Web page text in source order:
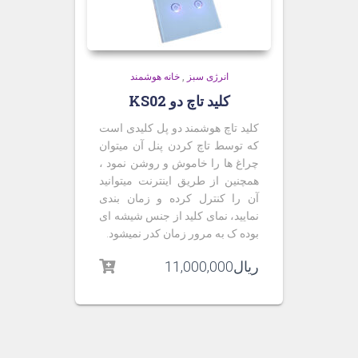
انرژی سبز ,خانه هوشمند
کلید تاچ دو KS02
کلید تاچ هوشمند دو پل کلیدی است
که توسط تاچ کردن پنل آن میتوان
چراغ ها را خاموش و روشن نمود ،
همچنین از طریق اینترنت میتوانید
آن را کنترل کرده و زمان بندی
نمایید، نمای کلید از جنس شیشه ای
بوده ک به مرور زمان کدر نمیشود.
ریال11,000,000